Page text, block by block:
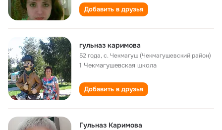
Добавить в друзья
гульназ каримова
52 года,с. Чекмагуш (Чекмагушевский район)
1 Чекмагушевская школа
Добавить в друзья
Гульназ Каримова